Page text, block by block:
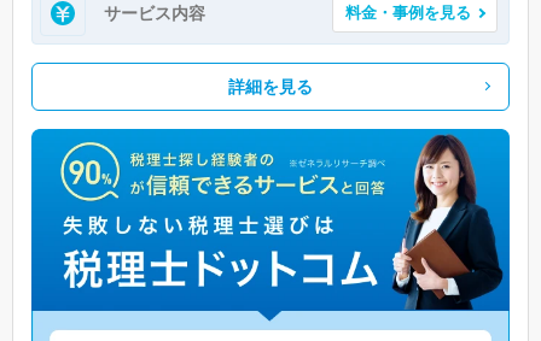
サービス内容 料金・事例を見る
詳細を見る